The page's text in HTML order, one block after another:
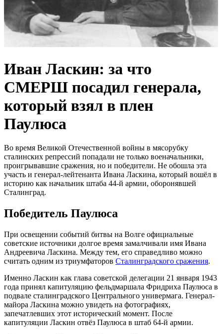
Иван Ласкин: за что
СМЕРШ посадил генерала,
который взял в плен
Паулюса
Во время Великой Отечественной войны в мясорубку
сталинских репрессий попадали не только военачальники,
проигрывавшие сражения, но и победители. Не обошла эта
участь и генерал-лейтенанта Ивана Ласкина, который вошёл в
историю как начальник штаба 44-й армии, оборонявшей
Сталинград.
Победитель Паулюса
При освещении событий битвы на Волге официальные
советские источники долгое время замалчивали имя Ивана
Андреевича Ласкина. Между тем, его справедливо можно
считать одним из триумфаторов Сталинградского сражения.
Именно Ласкин как глава советской делегации 21 января 1943
года принял капитуляцию фельдмаршала Фридриха Паулюса в
подвале сталинградского Центрального универмага. Генерал-
майора Ласкина можно увидеть на фотографиях,
запечатлевших этот исторический момент. После
капитуляции Ласкин отвёз Паулюса в штаб 64-й армии.